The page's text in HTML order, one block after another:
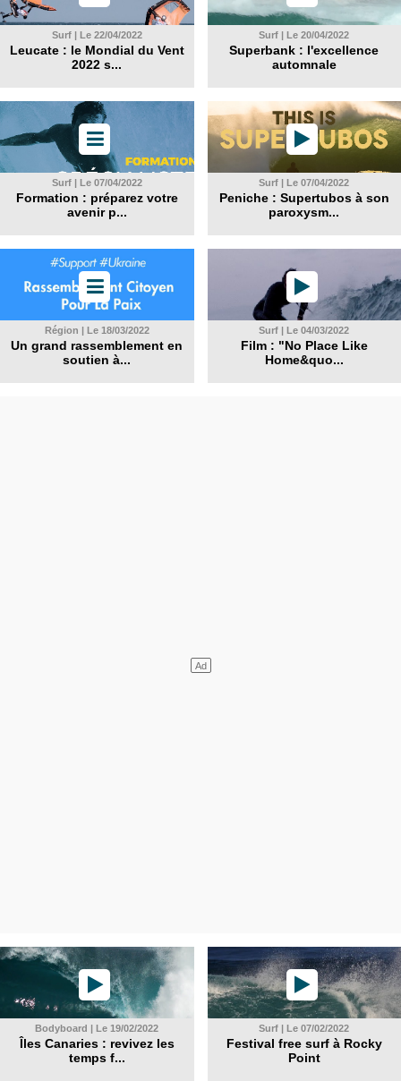
Surf | Le 22/04/2022
Leucate : le Mondial du Vent
2022 s...
Surf | Le 20/04/2022
Superbank : l'excellence
automnale
Surf | Le 07/04/2022
Formation : préparez votre
avenir p...
Surf | Le 07/04/2022
Peniche : Supertubos à son
paroxysm...
Région | Le 18/03/2022
Un grand rassemblement en
soutien à...
Surf | Le 04/03/2022
Film : "No Place Like
Home&quo...
Bodyboard | Le 19/02/2022
Îles Canaries : revivez les
temps f...
Surf | Le 07/02/2022
Festival free surf à Rocky
Point